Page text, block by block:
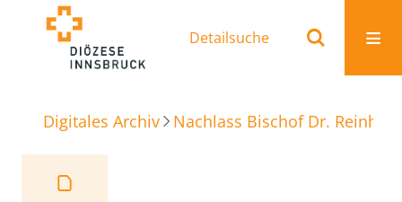
Detailsuche
Digitales Archiv Nachlass Bischof Dr.